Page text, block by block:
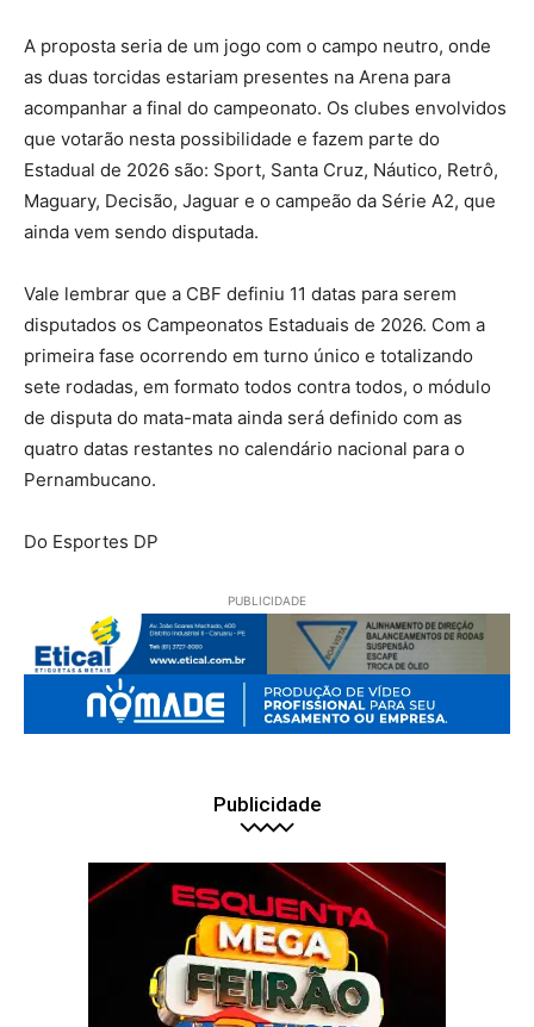
A proposta seria de um jogo com o campo neutro, onde
as duas torcidas estariam presentes na Arena para
acompanhar a final do campeonato. Os clubes envolvidos
que votarão nesta possibilidade e fazem parte do
Estadual de 2026 são: Sport, Santa Cruz, Náutico, Retrô,
Maguary, Decisão, Jaguar e o campeão da Série A2, que
ainda vem sendo disputada.
Vale lembrar que a CBF definiu 11 datas para serem
disputados os Campeonatos Estaduais de 2026. Com a
primeira fase ocorrendo em turno único e totalizando
sete rodadas, em formato todos contra todos, o módulo
de disputa do mata-mata ainda será definido com as
quatro datas restantes no calendário nacional para o
Pernambucano.
Do Esportes DP
PUBLICIDADE
Publicidade